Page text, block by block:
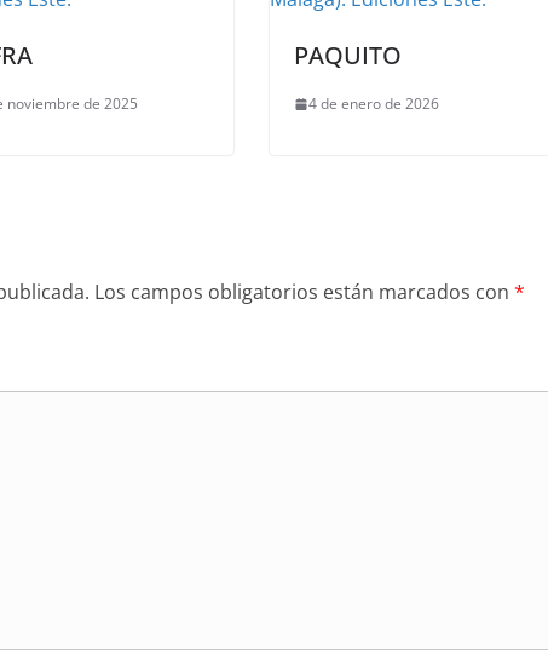
noviembre de 2025
PAQUITO
4 de enero de 2026
Los campos obligatorios están marcados con *